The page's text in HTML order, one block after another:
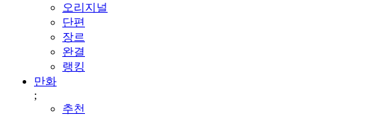
오리지널
단편
장르
완결
랭킹
만화
;
추천